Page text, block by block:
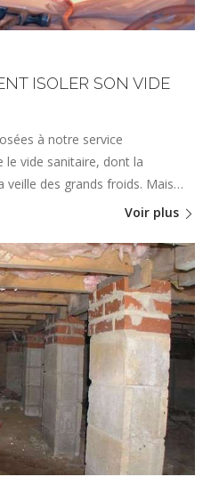
ISOLER SON VIDE
à notre service
le vide sanitaire, dont la
des grands froids. Mais…
Voir plus